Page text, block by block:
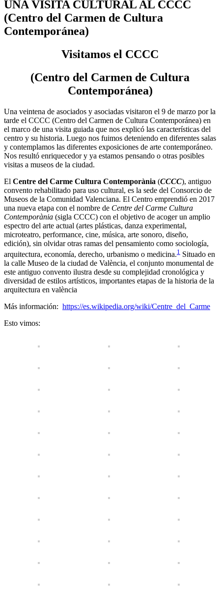
UNA VISITA CULTURAL AL CCCC
(Centro del Carmen de Cultura
Contemporánea)
Visitamos el CCCC
(Centro del Carmen de Cultura
Contemporánea)
Una veintena de asociados y asociadas visitaron el 9 de marzo por la
tarde el CCCC (Centro del Carmen de Cultura Contemporánea) en
el marco de una visita guiada que nos explicó las características del
centro y su historia. Luego nos fuimos deteniendo en diferentes salas
y contemplamos las diferentes exposiciones de arte contemporáneo.
Nos resultó enriquecedor y ya estamos pensando o otras posibles
visitas a museos de la ciudad.
El Centre del Carme Cultura Contemporània (CCCC), antiguo
convento rehabilitado para uso cultural, es la sede del Consorcio de
Museos de la Comunidad Valenciana. El Centro emprendió en 2017
una nueva etapa con el nombre de Centre del Carme Cultura
Contemporània (sigla CCCC) con el objetivo de acoger un amplio
espectro del arte actual (artes plásticas, danza experimental,
microteatro, performance, cine, música, arte sonoro, diseño,
edición), sin olvidar otras ramas del pensamiento como sociología,
arquitectura, economía, derecho, urbanismo o medicina.1 ​ Situado en
la calle Museo de la ciudad de València, el conjunto monumental de
este antiguo convento ilustra desde su complejidad cronológica y
diversidad de estilos artísticos, importantes etapas de la historia de la
arquitectura en valència
Más información: https://es.wikipedia.org/wiki/Centre_del_Carme
Esto vimos: